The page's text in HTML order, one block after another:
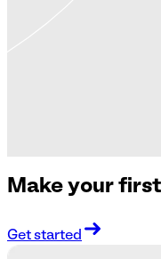
Make your
Get started